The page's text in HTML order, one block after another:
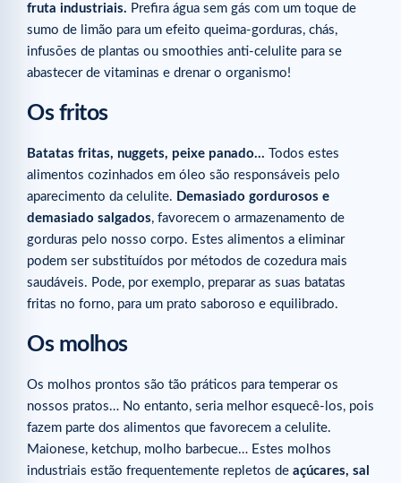
fruta industriais. Prefira água sem gás com um toque de
sumo de limão para um efeito queima-gorduras, chás,
infusões de plantas ou smoothies anti-celulite para se
abastecer de vitaminas e drenar o organismo!
Os fritos
Batatas fritas, nuggets, peixe panado… Todos estes
alimentos cozinhados em óleo são responsáveis pelo
aparecimento da celulite. Demasiado gordurosos e
demasiado salgados, favorecem o armazenamento de
gorduras pelo nosso corpo. Estes alimentos a eliminar
podem ser substituídos por métodos de cozedura mais
saudáveis. Pode, por exemplo, preparar as suas batatas
fritas no forno, para um prato saboroso e equilibrado.
Os molhos
Os molhos prontos são tão práticos para temperar os
nossos pratos… No entanto, seria melhor esquecê-los, pois
fazem parte dos alimentos que favorecem a celulite.
Maionese, ketchup, molho barbecue… Estes molhos
industriais estão frequentemente repletos de açúcares, sal